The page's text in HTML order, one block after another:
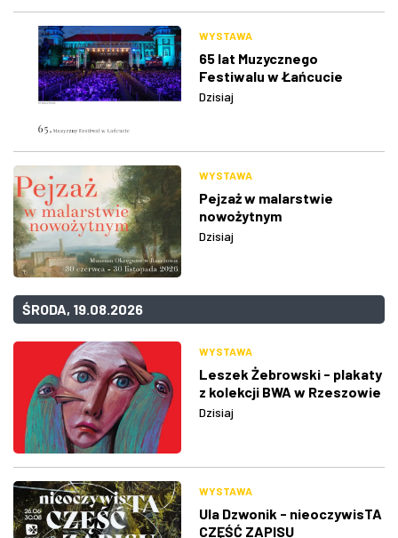
WYSTAWA
65 lat Muzycznego
Festiwalu w Łańcucie
Dzisiaj
WYSTAWA
Pejzaż w malarstwie
nowożytnym
Dzisiaj
ŚRODA, 19.08.2026
WYSTAWA
Leszek Żebrowski - plakaty
z kolekcji BWA w Rzeszowie
Dzisiaj
WYSTAWA
Ula Dzwonik - nieoczywisTA
CZĘŚĆ ZAPISU